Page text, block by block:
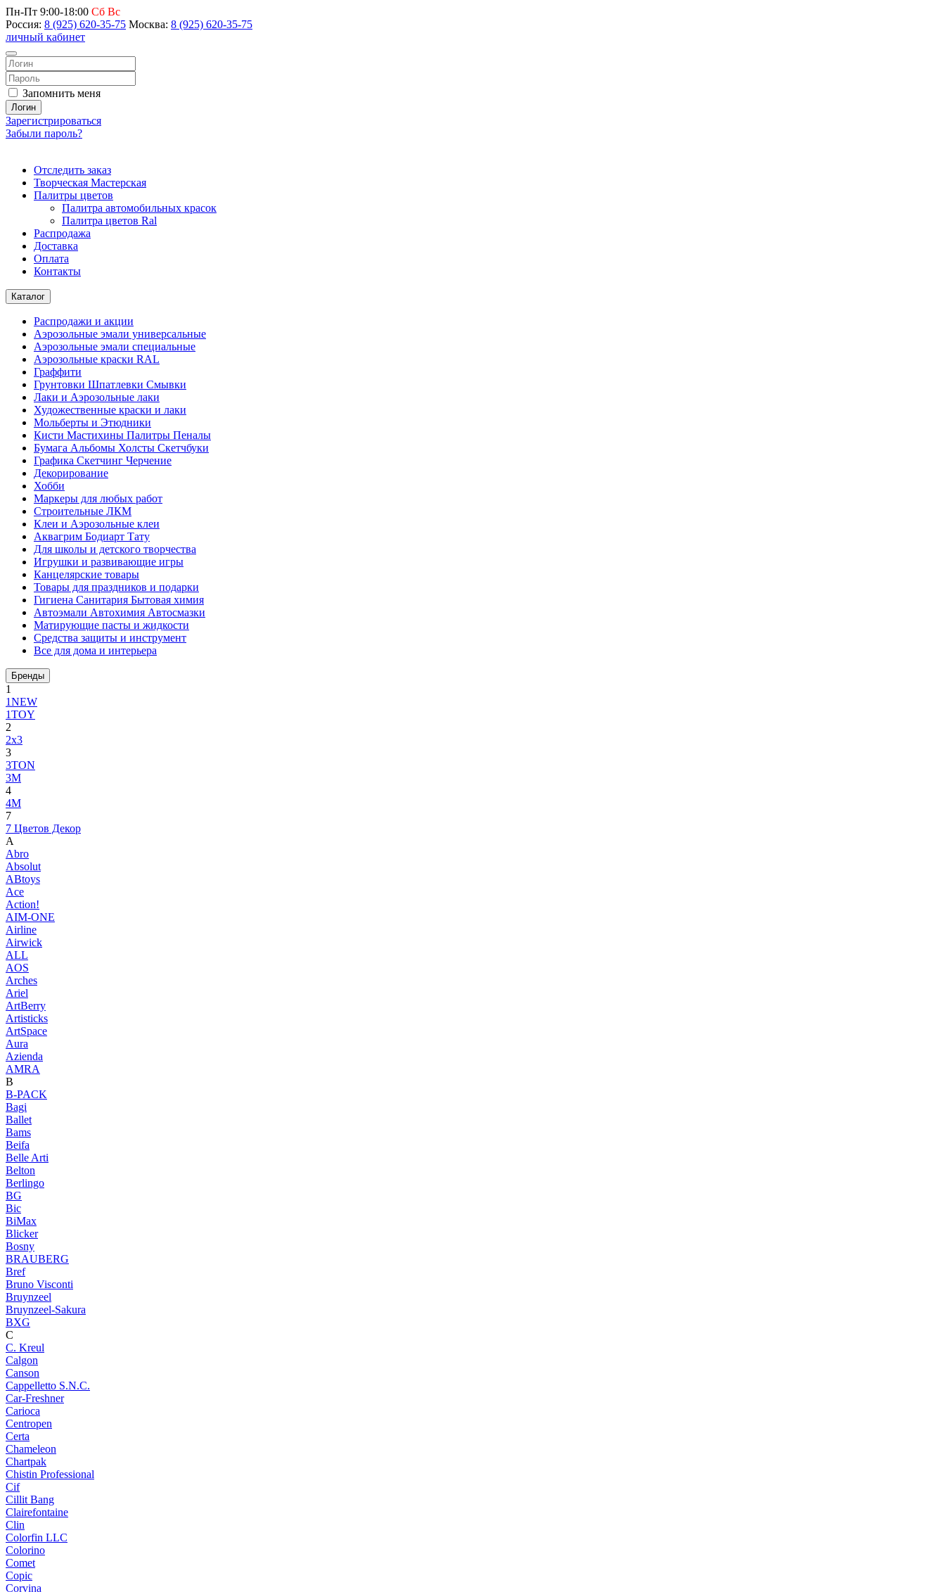
Пн-Пт 9:00-18:00 Сб Вс
Россия: 8 (925) 620-35-75 Москва: 8 (925) 620-35-75
личный кабинет
Запомнить меня
Логин
Зарегистрироваться
Забыли пароль?
Отследить заказ
Творческая Мастерская
Палитры цветов
Палитра автомобильных красок
Палитра цветов Ral
Распродажа
Доставка
Оплата
Контакты
Каталог
Распродажи и акции
Аэрозольные эмали универсальные
Аэрозольные эмали специальные
Аэрозольные краски RAL
Граффити
Грунтовки Шпатлевки Смывки
Лаки и Аэрозольные лаки
Художественные краски и лаки
Мольберты и Этюдники
Кисти Мастихины Палитры Пеналы
Бумага Альбомы Холсты Скетчбуки
Графика Скетчинг Черчение
Декорирование
Хобби
Маркеры для любых работ
Строительные ЛКМ
Клеи и Аэрозольные клеи
Аквагрим Бодиарт Тату
Для школы и детского творчества
Игрушки и развивающие игры
Канцелярские товары
Товары для праздников и подарки
Гигиена Санитария Бытовая химия
Автоэмали Автохимия Автосмазки
Матирующие пасты и жидкости
Средства защиты и инструмент
Все для дома и интерьера
Бренды
1
1NEW
1TOY
2
2x3
3
3TON
3М
4
4M
7
7 Цветов Декор
A
Abro
Absolut
ABtoys
Ace
Action!
AIM-ONE
Airline
Airwick
ALL
AOS
Arches
Ariel
ArtBerry
Artisticks
ArtSpace
Aura
Azienda
AМRA
B
B-PACK
Bagi
Ballet
Bams
Beifa
Belle Arti
Belton
Berlingo
BG
Bic
BiMax
Blicker
Bosny
BRAUBERG
Bref
Bruno Visconti
Bruynzeel
Bruynzeel-Sakura
BXG
C
C. Kreul
Calgon
Canson
Cappelletto S.N.C.
Car-Freshner
Carioca
Centropen
Certa
Chameleon
Chartpak
Chistin Professional
Cif
Cillit Bang
Clairefontaine
Clin
Colorfin LLC
Colorino
Comet
Copic
Corvina